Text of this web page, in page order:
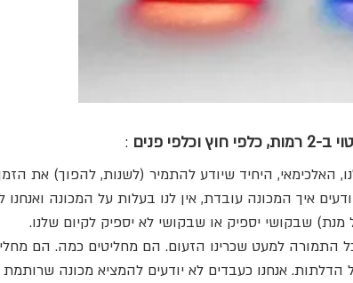
פנים
:
האלכימאי, היחיד שיודע להתמיר (לשנות, להפוך) את
איך המכונה עובדת, אין לנו בעלות על המכונה
שבקושי יספיק או שבקושי לא יספיק לקיום שלנו.
התמורה למעט שכרינו הזעום. הם מחליטים כמה. הם
אנחנו כעבדים לא יודעים להמציא מכונה שרותמת